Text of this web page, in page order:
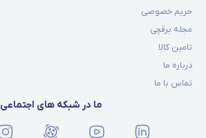
حریم خصوصی
مجله برقچی
تامین کالا
درباره ما
تماس با ما
ما در شبکه های اجتماعی